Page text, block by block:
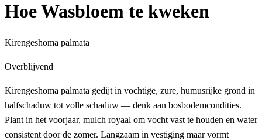
Hoe Wasbloem te kweken
Kirengeshoma palmata
Overblijvend
Kirengeshoma palmata gedijt in vochtige, zure, humusrijke grond in
halfschaduw tot volle schaduw — denk aan bosbodemcondities.
Plant in het voorjaar, mulch royaal om vocht vast te houden en water
consistent door de zomer. Langzaam in vestiging maar vormt